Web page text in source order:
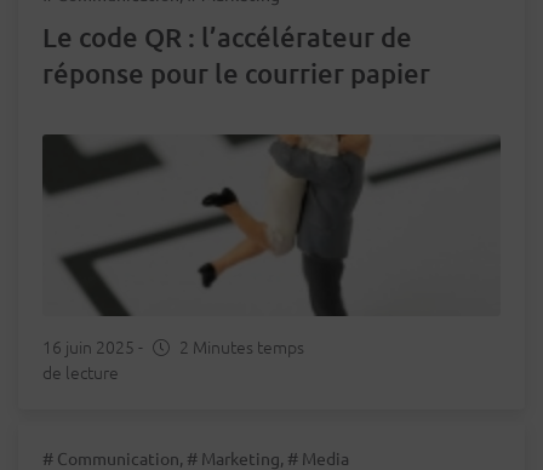
Le code QR : l’accélérateur de
réponse pour le courrier papier
16 juin 2025 -
2 Minutes temps
de lecture
# Communication, # Marketing, # Media